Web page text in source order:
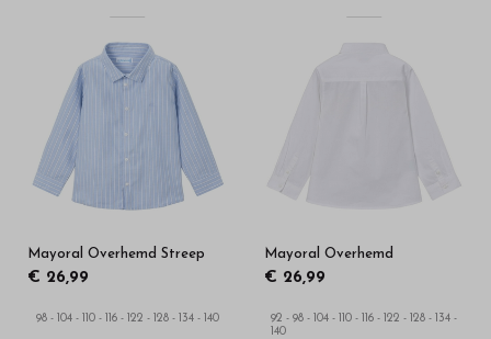
Mayoral Overhemd Streep
€ 26,99
98 - 104 - 110 - 116 - 122 - 128 - 134 - 140
Mayoral Overhemd
€ 26,99
92 - 98 - 104 - 110 - 116 - 122 - 128 - 134 -
140